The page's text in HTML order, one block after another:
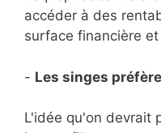
accéder à des
surface financière
- Les singes
L'idée qu'on devrait